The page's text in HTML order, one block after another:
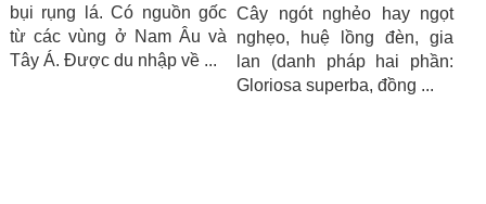
bụi rụng lá. Có nguồn gốc
từ các vùng ở Nam Âu và
Tây Á. Được du nhập về ...
Cây ngót nghẻo hay ngọt
nghẹo, huệ lồng đèn, gia
lan (danh pháp hai phần:
Gloriosa superba, đồng ...